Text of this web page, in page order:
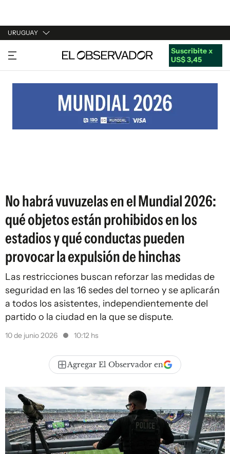
URUGUAY
URUGUAY
ARGENTINA
ESTADOS UNIDOS
Suscribite x
US$ 3,45
No habrá vuvuzelas en el Mundial 2026:
qué objetos están prohibidos en los
estadios y qué conductas pueden
provocar la expulsión de hinchas
Las restricciones buscan reforzar las medidas de
seguridad en las 16 sedes del torneo y se aplicarán
a todos los asistentes, independientemente del
partido o la ciudad en la que se dispute.
10 de junio 2026 10:12 hs
Agregar El Observador en